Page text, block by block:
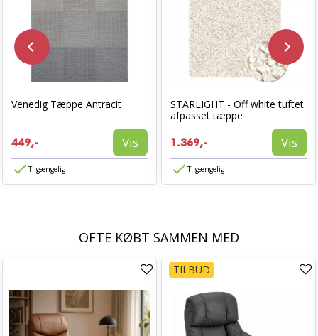
Venedig Tæppe Antracit
449,- Vis
Tilgængelig
STARLIGHT - Off white tuftet
afpasset tæppe
1.369,- Vis
Tilgængelig
OFTE KØBT SAMMEN MED
TILBUD